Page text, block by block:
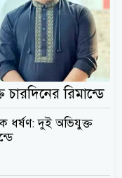
চারদিনের রিমান্ডে
ধর্ষণ: দুই অভিযুক্ত